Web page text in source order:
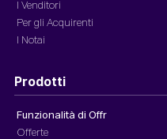
I Venditori
Per gli Acquirenti
I Notai
Prodotti
Funzionalità di Offr
Offerte